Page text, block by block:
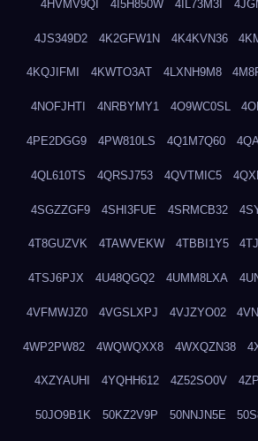
4HVMV9QI 4I5H850W 4IL73M3I
4JS349D2 4K2GFW1N 4K4KVN36
4KQJIFMI 4KWTO3AT 4LXNH9M8
4NOFJHTI 4NRBYMY1 4O9WC0SL
4PE2DGG9 4PW810LS 4Q1M7Q60
4QL610TS 4QRSJ753 4QVTMIC5
4SGZZGF9 4SHI3FUE 4SRMCB32
4T8GUZVK 4TAWVEKW 4TBBI1Y5
4TSJ6PJX 4U48QGQ2 4UMM8LXA
4VFMWJZ0 4VGSLXPJ 4VJZYO02
4WP2PW82 4WQWQXX8 4WXQZN38
4XZYAUHI 4YQHH612 4Z52SO0V
50JO9B1K 50KZ2V9P 50NNJN5E